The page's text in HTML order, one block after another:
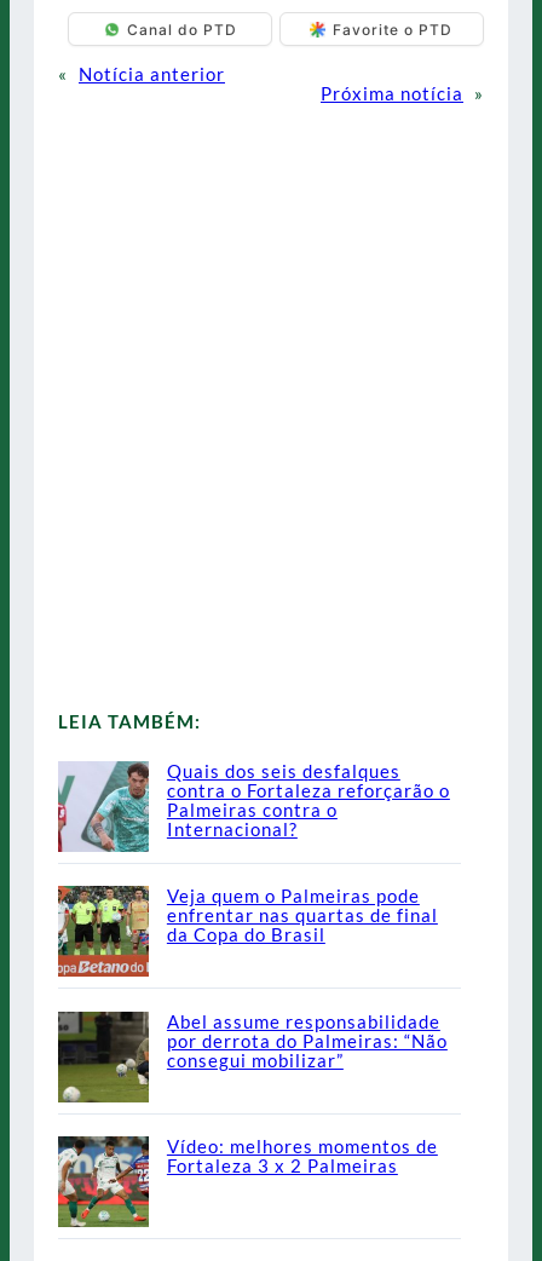
Canal do PTD Favorite o PTD
«
Notícia anterior
Próxima notícia
»
LEIA TAMBÉM:
Quais dos seis desfalques
contra o Fortaleza reforçarão o
Palmeiras contra o
Internacional?
Veja quem o Palmeiras pode
enfrentar nas quartas de final
da Copa do Brasil
Abel assume responsabilidade
por derrota do Palmeiras: “Não
consegui mobilizar”
Vídeo: melhores momentos de
Fortaleza 3 x 2 Palmeiras